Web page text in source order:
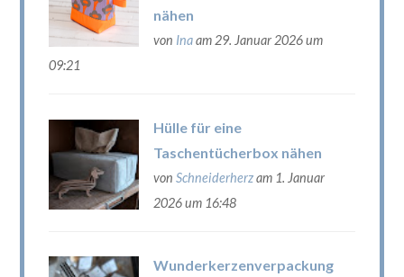
nähen
von Inaam 29. Januar 2026 um
09:21
Hülle für eine
Taschentücherbox nähen
von Schneiderherzam 1. Januar
2026 um 16:48
Wunderkerzenverpackung